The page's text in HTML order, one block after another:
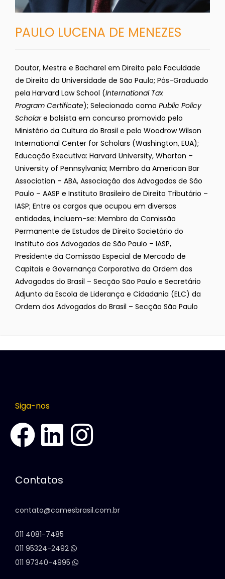
PAULO LUCENA DE MENEZES
Doutor, Mestre e Bacharel em Direito pela Faculdade
de Direito da Universidade de São Paulo; Pós-Graduado
pela Harvard Law School (International Tax
Program Certificate); Selecionado como Public Policy
Scholare bolsista em concurso promovido pelo
Ministério da Cultura do Brasil e pelo Woodrow Wilson
International Center for Scholars (Washington, EUA);
Educação Executiva: Harvard University, Wharton –
University of Pennsylvania; Membro da American Bar
Association – ABA, Associação dos Advogados de São
Paulo – AASP e Instituto Brasileiro de Direito Tributário –
IASP; Entre os cargos que ocupou em diversas
entidades, incluem-se: Membro da Comissão
Permanente de Estudos de Direito Societário do
Instituto dos Advogados de São Paulo – IASP,
Presidente da Comissão Especial de Mercado de
Capitais e Governança Corporativa da Ordem dos
Advogados do Brasil – Secção São Paulo e Secretário
Adjunto da Escola de Liderança e Cidadania (ELC) da
Ordem dos Advogados do Brasil – Secção São Paulo
Siga-nos
Contatos
contato@camesbrasil.com.br
011 4081-7485
011 95324-2492
011 97340-4995